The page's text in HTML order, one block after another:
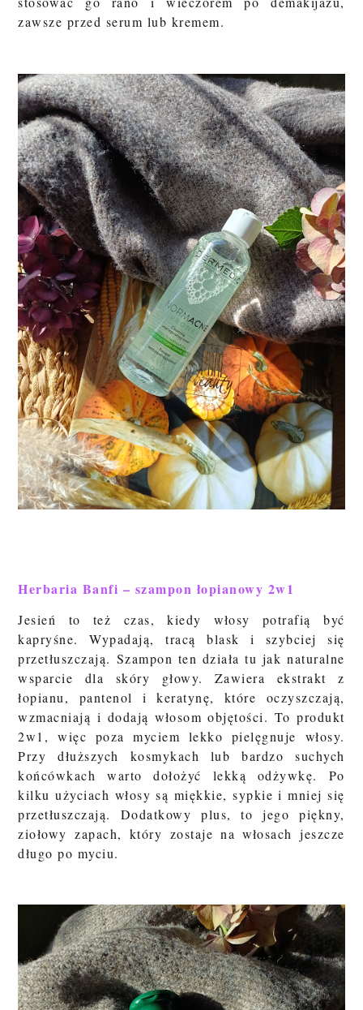
zawsze przed serum lub kremem.
Herbaria Banfi – szampon łopianowy 2w1
Jesień to też czas, kiedy włosy potrafią być
kapryśne. Wypadają, tracą blask i szybciej się
przetłuszczają. Szampon ten działa tu jak naturalne
wsparcie dla skóry głowy. Zawiera ekstrakt z
łopianu, pantenol ikeratynę, które oczyszczają,
wzmacniają i dodają włosom objętości. To produkt
2w1, więc poza myciem lekko pielęgnuje włosy.
Przy dłuższych kosmykach lub bardzo suchych
końcówkach warto dołożyć lekką odżywkę. Po
kilku użyciach włosy są miękkie, sypkie i mniej się
przetłuszczają. Dodatkowy plus, to jego piękny,
ziołowy zapach, który zostaje na włosach jeszcze
długo po myciu.